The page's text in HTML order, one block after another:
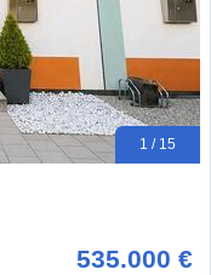
1 / 15
535.000 €